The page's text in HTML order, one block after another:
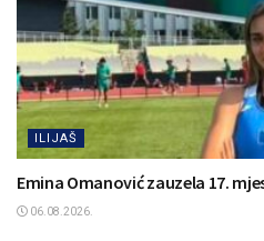
ILIJAŠ
Emina Omanović zauzela 17.
06.08.2026.